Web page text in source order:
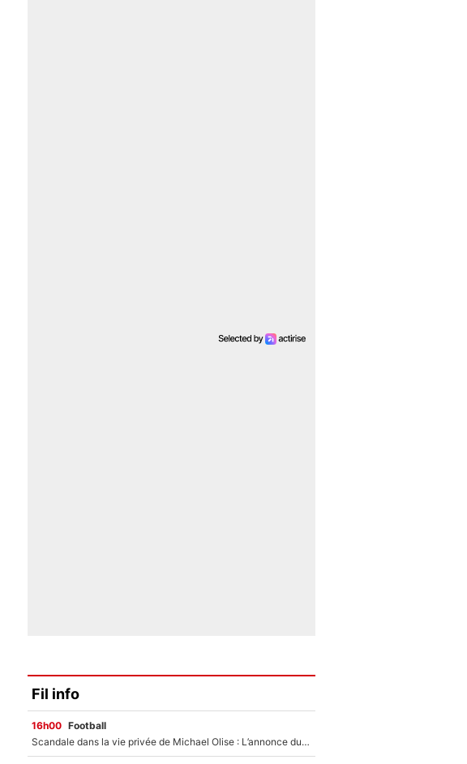
Fil info
16h00 Football
Scandale dans la vie privée de Michael Olise : L’annonce du Bayern Munich sur son enfant caché